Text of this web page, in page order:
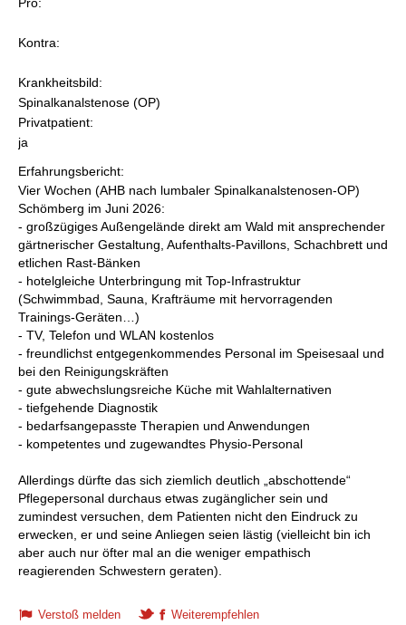
Kontra:
Krankheitsbild:
Spinalkanalstenose (OP)
Privatpatient:
ja
Erfahrungsbericht:
Vier Wochen (AHB nach lumbaler Spinalkanalstenosen-OP)
Schömberg im Juni 2026:
- großzügiges Außengelände direkt am Wald mit ansprechender
gärtnerischer Gestaltung, Aufenthalts-Pavillons, Schachbrett und
etlichen Rast-Bänken
- hotelgleiche Unterbringung mit Top-Infrastruktur
(Schwimmbad, Sauna, Krafträume mit hervorragenden
Trainings-Geräten…)
- TV, Telefon und WLAN kostenlos
- freundlichst entgegenkommendes Personal im Speisesaal und
bei den Reinigungskräften
- gute abwechslungsreiche Küche mit Wahlalternativen
- tiefgehende Diagnostik
- bedarfsangepasste Therapien und Anwendungen
- kompetentes und zugewandtes Physio-Personal
Allerdings dürfte das sich ziemlich deutlich „abschottende“
Pflegepersonal durchaus etwas zugänglicher sein und
zumindest versuchen, dem Patienten nicht den Eindruck zu
erwecken, er und seine Anliegen seien lästig (vielleicht bin ich
aber auch nur öfter mal an die weniger empathisch
reagierenden Schwestern geraten).
Verstoß melden
Weiterempfehlen